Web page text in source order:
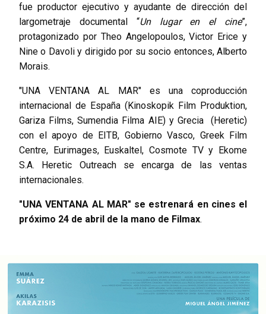
fue productor ejecutivo y ayudante de dirección del
largometraje documental “Un lugar en el cine”,
protagonizado por Theo Angelopoulos, Victor Erice y
Nine o Davoli y dirigido por su socio entonces, Alberto
Morais.
"UNA VENTANA AL MAR" es una coproducción
internacional de España (Kinoskopik Film Produktion,
Gariza Films, Sumendia Filma AIE) y Grecia (Heretic)
con el apoyo de EITB, Gobierno Vasco, Greek Film
Centre, Eurimages, Euskaltel, Cosmote TV y Ekome
S.A. Heretic Outreach se encarga de las ventas
internacionales.
"UNA VENTANA AL MAR" se estrenará en cines el
próximo 24 de abril de la mano de Filmax.